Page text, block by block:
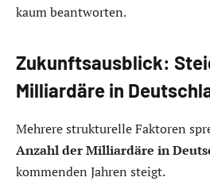
kaum beantworten.
Zukunftsausblick:
Milliardäre in
Mehrere strukturelle Faktoren
Anzahl der Milliardäre in
kommenden Jahren steigt.